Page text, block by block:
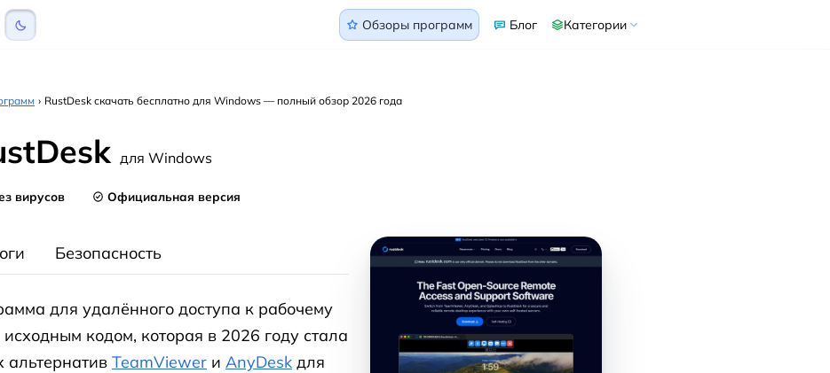
Обзоры программ Блог Категории
› RustDesk скачать бесплатно для Windows — полный обзор 2026 года
для Windows
вирусов Официальная версия
Безопасность
для удалённого доступа к рабочему
кодом, которая в 2026 году стала
альтернатив TeamViewer и AnyDesk для